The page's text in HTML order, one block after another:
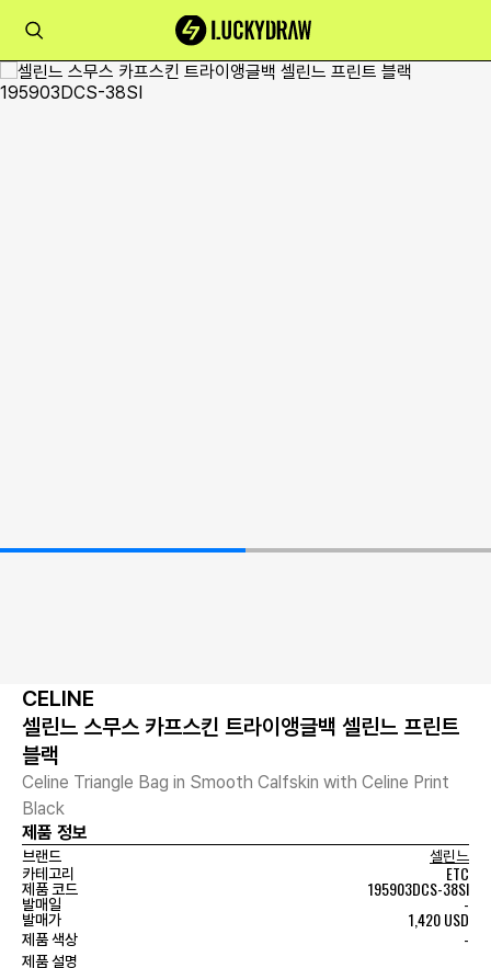
CELINE
셀린느 스무스 카프스킨 트라이앵글백 셀린느 프린트
블랙
Celine Triangle Bag in Smooth Calfskin with Celine Print
Black
제품 정보
브랜드
셀린느
카테고리
ETC
제품 코드 195903DCS-38SI
발매일 -
발매가 1,420 USD
제품 색상 -
제품 설명